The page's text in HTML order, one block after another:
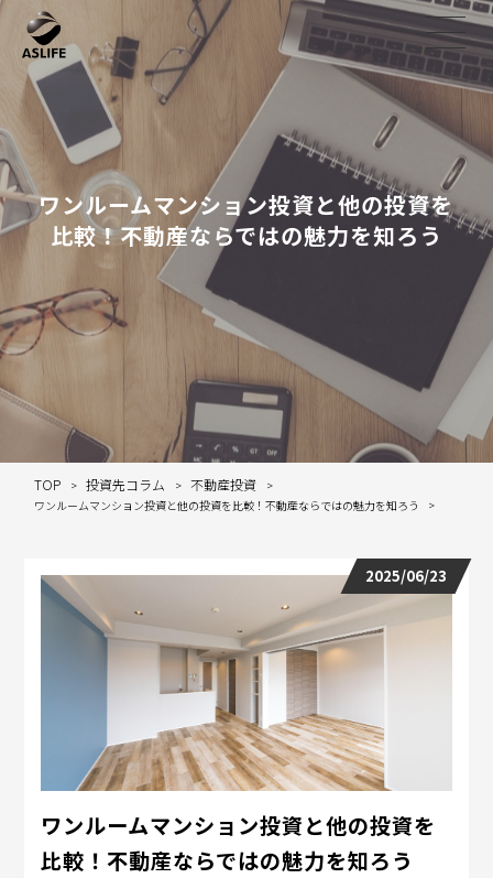
ワンルームマンション投資と他の投資を
比較！不動産ならではの魅力を知ろう
TOP 投資先コラム 不動産投資
ワンルームマンション投資と他の投資を比較！不動産ならではの魅力を知ろう
2025/06/23
ワンルームマンション投資と他の投資を
比較！不動産ならではの魅力を知ろう